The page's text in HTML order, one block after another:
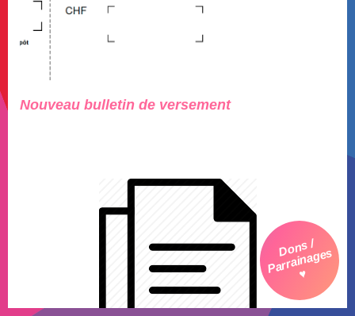
Dons /
Parrainages
♥
Nouveau bulletin de versement